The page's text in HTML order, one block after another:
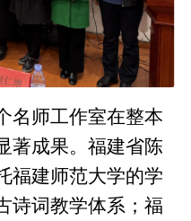
名师工作室在整本
著成果。福建省陈
福建师范大学的学
诗词教学体系；福